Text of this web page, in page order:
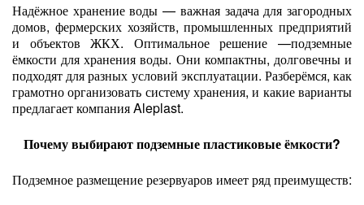
Надёжное хранение воды — важная задача для загородных
домов, фермерских хозяйств, промышленных предприятий
и объектов ЖКХ. Оптимальное решение —подземные
ёмкости для хранения воды. Они компактны, долговечны и
подходят для разных условий эксплуатации. Разберёмся, как
грамотно организовать систему хранения, и какие варианты
предлагает компания Aleplast.
Почему выбирают подземные пластиковые ёмкости?
Подземное размещение резервуаров имеет ряд преимуществ: